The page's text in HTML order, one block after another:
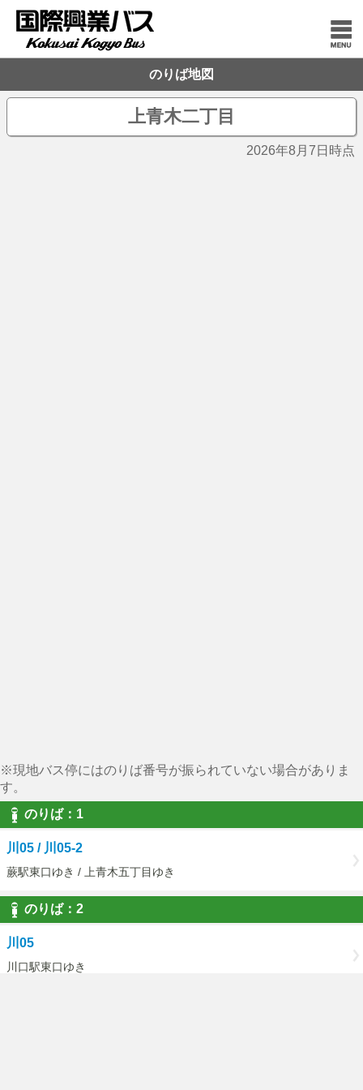
のりば地図
上青木二丁目
2026年8月7日時点
※現地バス停にはのりば番号が振られていない場合がありま
す。
のりば：1
川05 / 川05-2
蕨駅東口ゆき / 上青木五丁目ゆき
のりば：2
川05
川口駅東口ゆき